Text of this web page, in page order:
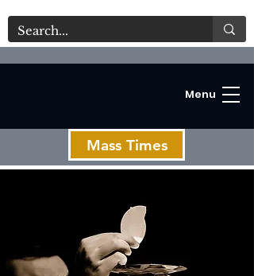
Menu
Mass Times